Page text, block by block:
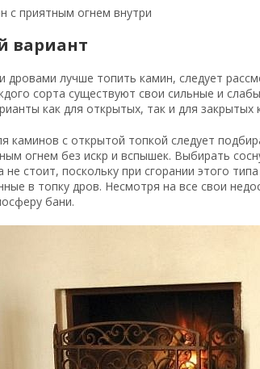
с приятным огнем внутри
вариант
дровами лучше топить камин, следует
сорта существуют свои сильные и
как для открытых, так и для закрытых
каминов с открытой топкой следует
огнем без искр и вспышек. Выбирать
не стоит, поскольку при сгорании этого
в топку дров. Несмотря на все свои
бани.